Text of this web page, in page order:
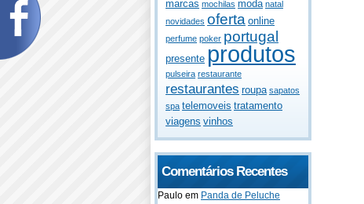
marcas mochilas moda natal
novidades oferta online
perfume poker portugal
presente produtos
pulseira restaurante
restaurantes roupa sapatos
spa telemoveis tratamento
viagens vinhos
Comentários Recentes
Paulo em Panda de Peluche